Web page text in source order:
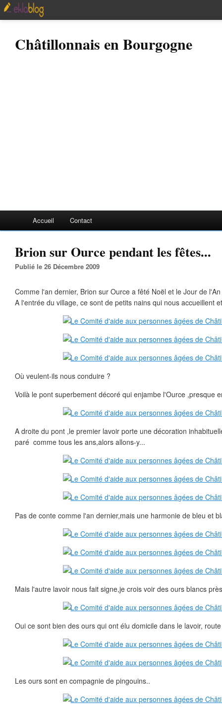
Châtillonnais en Bourgogne
Accueil Contact
Brion sur Ource pendant les fêtes...
Publié le 26 Décembre 2009
Comme l'an dernier, Brion sur Ource a fêté Noël et le Jour de
A l'entrée du village, ce sont de petits nains qui nous accueillent
Où veulent-ils nous conduire ?
Voilà le pont superbement décoré qui enjambe l'Ource ,presque
A droite du pont ,le premier lavoir porte une décoration
paré comme tous les ans,alors allons-y...
Pas de conte comme l'an dernier,mais une harmonie de bleu et
Mais l'autre lavoir nous fait signe,je crois voir des ours blancs
Oui ce sont bien des ours qui ont élu domicile dans le lavoir,
Les ours sont en compagnie de pingouins..